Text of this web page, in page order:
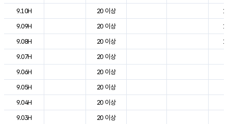
9.10H
20 이상
9.09H
20 이상
9.08H
20 이상
9.07H
20 이상
9.06H
20 이상
9.05H
20 이상
9.04H
20 이상
9.03H
20 이상